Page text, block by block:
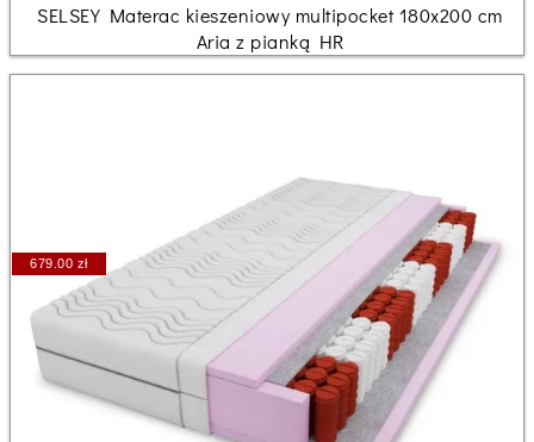
SELSEY Materac kieszeniowy multipocket 180x200 cm
Aria z pianką HR
679.00 zł